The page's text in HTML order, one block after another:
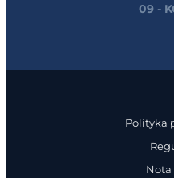
09 -
Polityka
Nota